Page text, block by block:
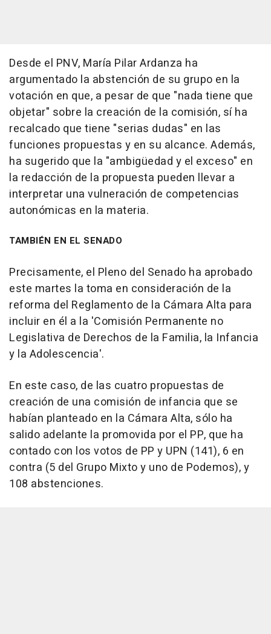
Desde el PNV, María Pilar Ardanza ha
argumentado la abstención de su grupo en la
votación en que, a pesar de que "nada tiene que
objetar" sobre la creación de la comisión, sí ha
recalcado que tiene "serias dudas" en las
funciones propuestas y en su alcance. Además,
ha sugerido que la "ambigüedad y el exceso" en
la redacción de la propuesta pueden llevar a
interpretar una vulneración de competencias
autonómicas en la materia.
TAMBIÉN EN EL SENADO
Precisamente, el Pleno del Senado ha aprobado
este martes la toma en consideración de la
reforma del Reglamento de la Cámara Alta para
incluir en él a la 'Comisión Permanente no
Legislativa de Derechos de la Familia, la Infancia
y la Adolescencia'.
En este caso, de las cuatro propuestas de
creación de una comisión de infancia que se
habían planteado en la Cámara Alta, sólo ha
salido adelante la promovida por el PP, que ha
contado con los votos de PP y UPN (141), 6 en
contra (5 del Grupo Mixto y uno de Podemos), y
108 abstenciones.